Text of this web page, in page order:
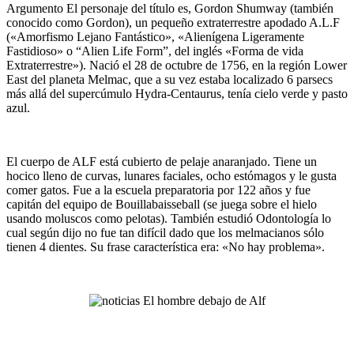
Argumento El personaje del título es, Gordon Shumway (también
conocido como Gordon), un pequeño extraterrestre apodado A.L.F
(«Amorfismo Lejano Fantástico», «Alienígena Ligeramente
Fastidioso» o “Alien Life Form”, del inglés «Forma de vida
Extraterrestre»). Nació el 28 de octubre de 1756, en la región Lower
East del planeta Melmac, que a su vez estaba localizado 6 parsecs
más allá del supercúmulo Hydra-Centaurus, tenía cielo verde y pasto
azul.
El cuerpo de ALF está cubierto de pelaje anaranjado. Tiene un
hocico lleno de curvas, lunares faciales, ocho estómagos y le gusta
comer gatos. Fue a la escuela preparatoria por 122 años y fue
capitán del equipo de Bouillabaisseball (se juega sobre el hielo
usando moluscos como pelotas). También estudió Odontología lo
cual según dijo no fue tan difícil dado que los melmacianos sólo
tienen 4 dientes. Su frase característica era: «No hay problema».